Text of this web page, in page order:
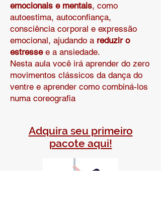
emocionais e mentais, como
autoestima, autoconfiança,
consciência corporal e expressão
emocional, ajudando a reduzir o
estresse e a ansiedade.
Nesta aula você irá aprender do zero
movimentos clássicos da dança do
ventre e aprender como combiná-los
numa coreografia
Adquira seu primeiro
pacote aqui!